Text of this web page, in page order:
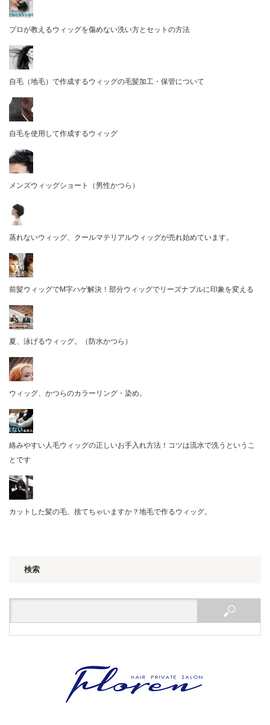
プロが教えるウィッグを傷めない洗い方とセットの方法
自毛（地毛）で作成するウィッグの毛髪加工・保管について
自毛を使用して作成するウィッグ
メンズウィッグショート（男性かつら）
蒸れないウィッグ、クールマテリアルウィッグが売れ始めています。
前髪ウィッグでM字ハゲ解決！部分ウィッグでリーズナブルに印象を変える
夏、泳げるウィッグ。（防水かつら）
ウィッグ、かつらのカラーリング・染め。
絡みやすい人毛ウィッグの正しいお手入れ方法！コツは流水で洗うというこ
とです
カットした髪の毛、捨てちゃいますか？地毛で作るウィッグ。
検索